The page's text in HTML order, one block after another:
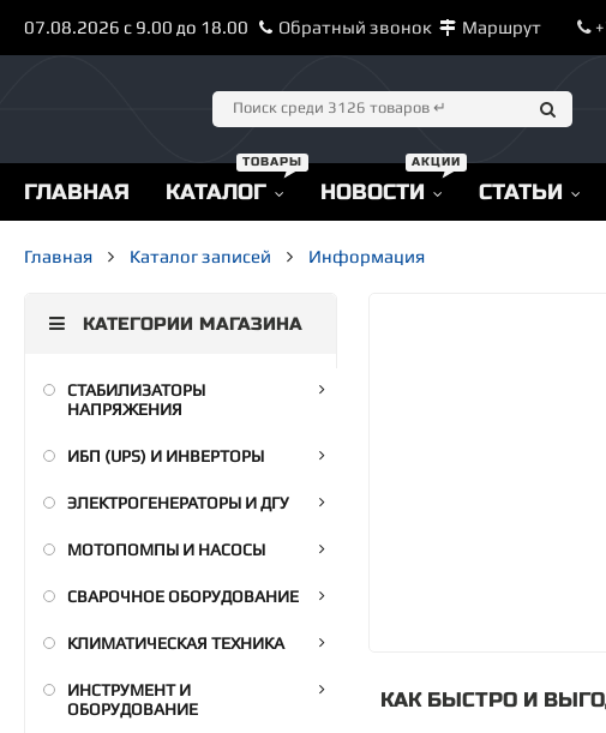
07.08.2026 с 9.00 до 18.00 Обратный звонок Маршрут
ГЛАВНАЯ КАТАЛОГ НОВОСТИ СТАТЬИ
Главная Каталог записей Информация
КАК БЫСТРО И
КАТЕГОРИИ МАГАЗИНА
СТАБИЛИЗАТОРЫ
НАПРЯЖЕНИЯ
ИБП (UPS) И ИНВЕРТОРЫ
ЭЛЕКТРОГЕНЕРАТОРЫ И ДГУ
МОТОПОМПЫ И НАСОСЫ
СВАРОЧНОЕ ОБОРУДОВАНИЕ
КЛИМАТИЧЕСКАЯ ТЕХНИКА
ИНСТРУМЕНТ И
ОБОРУДОВАНИЕ